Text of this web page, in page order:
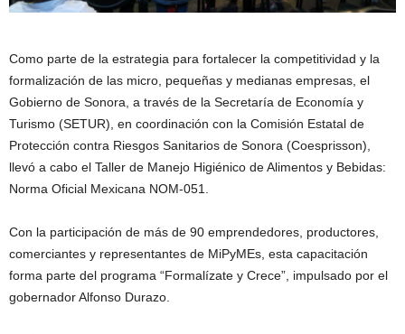
Como parte de la estrategia para fortalecer la competitividad y la
formalización de las micro, pequeñas y medianas empresas, el
Gobierno de Sonora, a través de la Secretaría de Economía y
Turismo (SETUR), en coordinación con la Comisión Estatal de
Protección contra Riesgos Sanitarios de Sonora (Coesprisson),
llevó a cabo el Taller de Manejo Higiénico de Alimentos y Bebidas:
Norma Oficial Mexicana NOM-051.
Con la participación de más de 90 emprendedores, productores,
comerciantes y representantes de MiPyMEs, esta capacitación
forma parte del programa “Formalízate y Crece”, impulsado por el
gobernador Alfonso Durazo.